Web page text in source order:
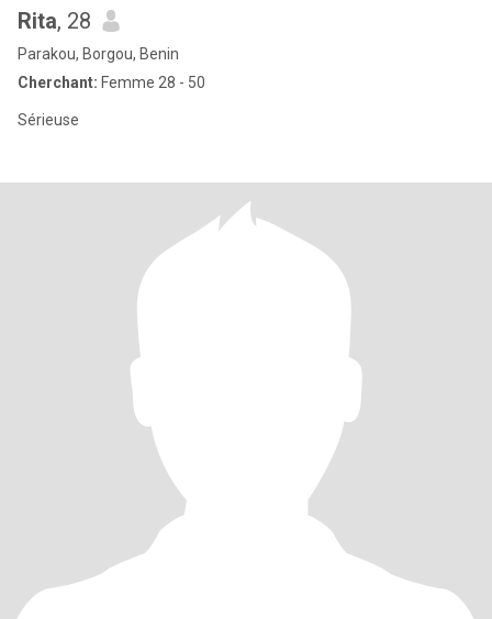
Rita, 28
Parakou, Borgou, Benin
Cherchant: Femme 28 - 50
Sérieuse